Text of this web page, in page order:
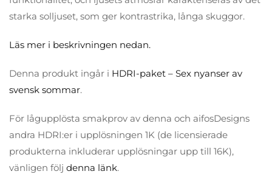
starka solljuset, som ger kontrastrika, långa skuggor.
Läs mer i beskrivningen nedan.
Denna produkt ingår i HDRI-paket – Sex nyanser av
svensk sommar.
För lågupplösta smakprov av denna och aifosDesigns
andra HDRI:er i upplösningen 1K (de licensierade
produkterna inkluderar upplösningar upp till 16K),
vänligen följ denna länk.